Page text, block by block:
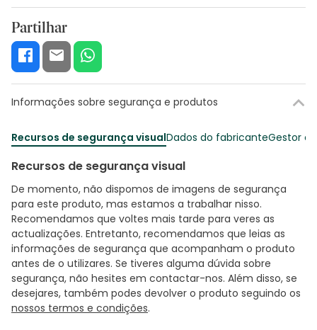
Partilhar
Informações sobre segurança e produtos
Recursos de segurança visualDados do fabricanteGestor
Recursos de segurança visual
De momento, não dispomos de imagens de segurança
para este produto, mas estamos a trabalhar nisso.
Recomendamos que voltes mais tarde para veres as
actualizações. Entretanto, recomendamos que leias as
informações de segurança que acompanham o produto
antes de o utilizares. Se tiveres alguma dúvida sobre
segurança, não hesites em contactar-nos. Além disso, se
desejares, também podes devolver o produto seguindo os
nossos termos e condições.